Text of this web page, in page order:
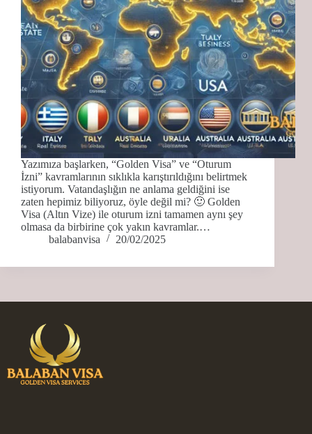
Yazımıza başlarken, “Golden Visa” ve “Oturum
İzni” kavramlarının sıklıkla karıştırıldığını belirtmek
istiyorum. Vatandaşlığın ne anlama geldiğini ise
zaten hepimiz biliyoruz, öyle değil mi? 🙂 Golden
Visa (Altın Vize) ile oturum izni tamamen aynı şey
olmasa da birbirine çok yakın kavramlar.…
balabanvisa
20/02/2025